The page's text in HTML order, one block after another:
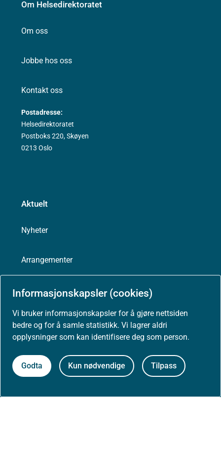
Informasjonskapsler (cookies)
Vi bruker informasjonskapsler for å gjøre nettsiden
bedre og for å samle statistikk. Vi lagrer aldri
opplysninger som kan identifisere deg som person.
Godta Kun nødvendige Tilpass
Om Helsedirektoratet
Om oss
Jobbe hos oss
Kontakt oss
Postadresse:
Helsedirektoratet
Postboks 220, Skøyen
0213 Oslo
Aktuelt
Nyheter
Arrangementer
Høringer
Presse
Om nettstedet